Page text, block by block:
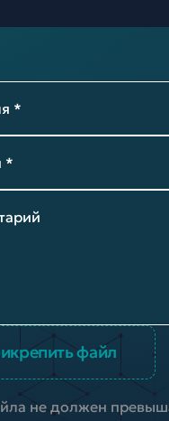
*
*
файл
не должен